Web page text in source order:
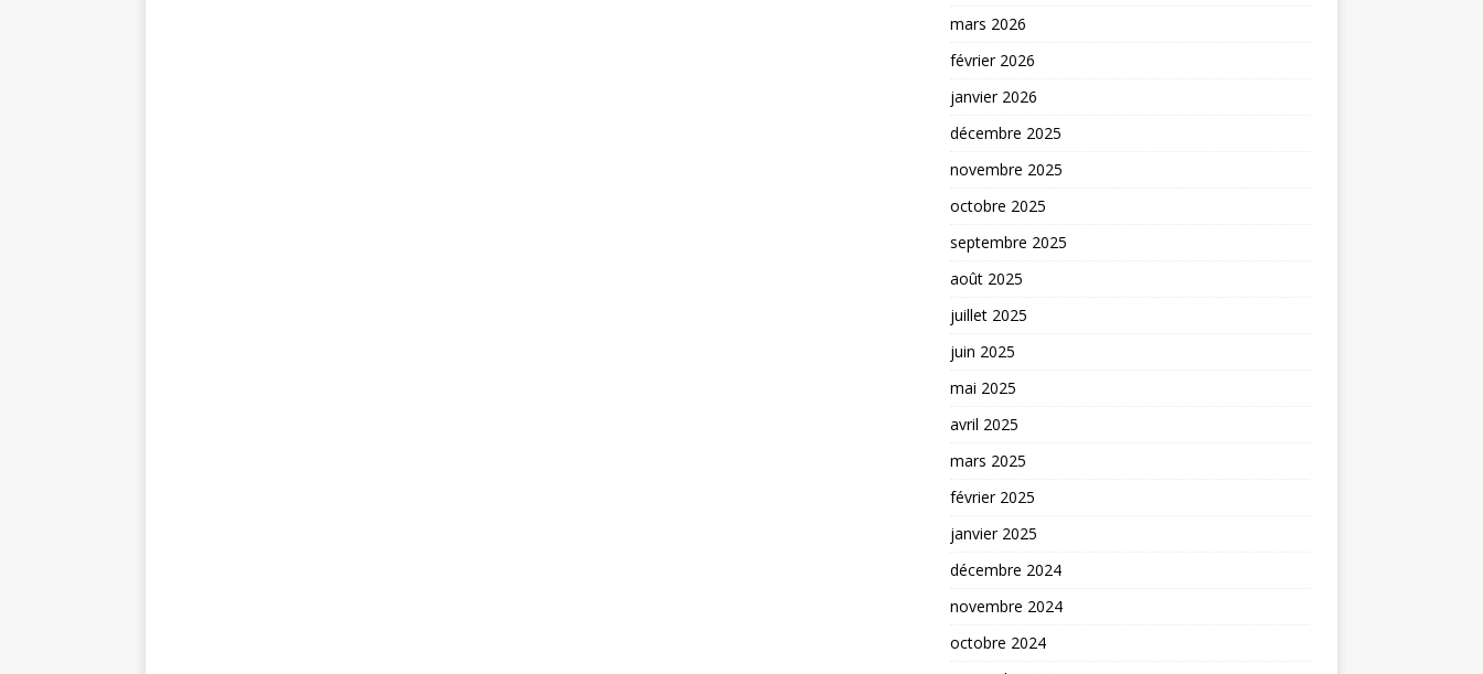
mars 2026
février 2026
janvier 2026
décembre 2025
novembre 2025
octobre 2025
septembre 2025
août 2025
juillet 2025
juin 2025
mai 2025
avril 2025
mars 2025
février 2025
janvier 2025
décembre 2024
novembre 2024
octobre 2024